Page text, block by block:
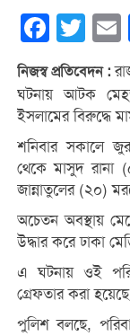
Facebook
Twitter
নিজস্ব প্রতিবেদন :
ঘটনায় আটক
ইসলামের বিরুদ্ধে
শনিবার সকালে
থেকে মাসুদ রানা
জান্নাতুলের (২০)
অচেতন অবস্থায়
উদ্ধার করে ঢাকা
এ ঘটনায় ওই
গ্রেফতার করা
পুলিশ বলছে,